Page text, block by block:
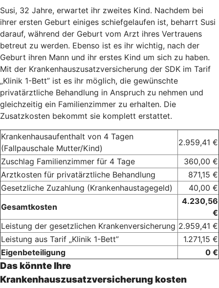
Susi, 32 Jahre, erwartet ihr zweites Kind. Nachdem bei
ihrer ersten Geburt einiges schiefgelaufen ist, beharrt Susi
darauf, während der Geburt vom Arzt ihres Vertrauens
betreut zu werden. Ebenso ist es ihr wichtig, nach der
Geburt ihren Mann und ihr erstes Kind um sich zu haben.
Mit der Krankenhauszusatzversicherung der SDK im Tarif
„Klinik 1-Bett” ist es ihr möglich, die gewünschte
privatärztliche Behandlung in Anspruch zu nehmen und
gleichzeitig ein Familienzimmer zu erhalten. Die
Zusatzkosten bekommt sie komplett erstattet.
Krankenhausaufenthalt von 4 Tagen
(Fallpauschale Mutter/Kind)
2.959,41 €
Zuschlag Familienzimmer für 4 Tage
360,00 €
Arztkosten für privatärztliche Behandlung
871,15 €
Gesetzliche Zuzahlung (Krankenhaustagegeld)
40,00 €
Gesamtkosten
4.230,56
€
Leistung der gesetzlichen Krankenversicherung 2.959,41 €
Leistung aus Tarif „Klinik 1-Bett”
1.271,15 €
Eigenbeteiligung
0 €
Das könnte Ihre
Krankenhauszusatzversicherung kosten